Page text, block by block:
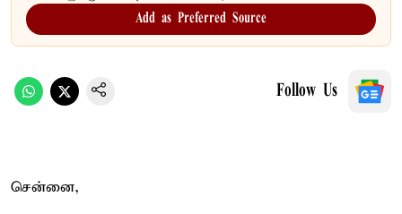
Add as Preferred Source
Follow Us
சென்னை,